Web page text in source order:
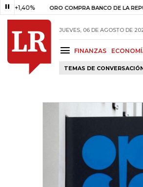
ORO COMPRA BANCO DE LA REPÚBLICA
JUEVES, 06 DE AGOSTO DE
FINANZAS
TEMAS DE